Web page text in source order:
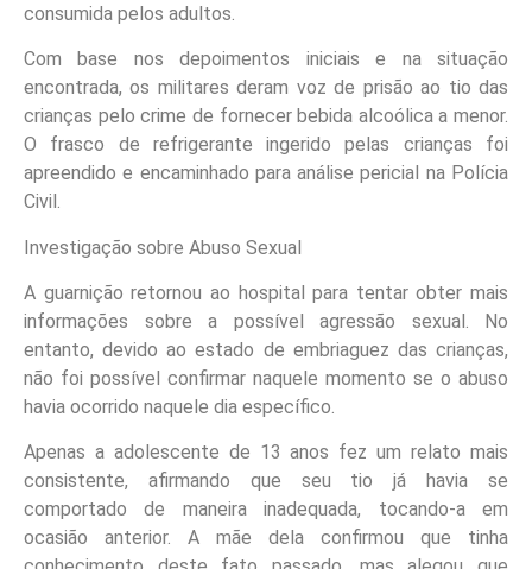
consumida pelos adultos.
Com base nos depoimentos iniciais e na situação
encontrada, os militares deram voz de prisão ao tio das
crianças pelo crime de fornecer bebida alcoólica a menor.
O frasco de refrigerante ingerido pelas crianças foi
apreendido e encaminhado para análise pericial na Polícia
Civil.
Investigação sobre Abuso Sexual
A guarnição retornou ao hospital para tentar obter mais
informações sobre a possível agressão sexual. No
entanto, devido ao estado de embriaguez das crianças,
não foi possível confirmar naquele momento se o abuso
havia ocorrido naquele dia específico.
Apenas a adolescente de 13 anos fez um relato mais
consistente, afirmando que seu tio já havia se
comportado de maneira inadequada, tocando-a em
ocasião anterior. A mãe dela confirmou que tinha